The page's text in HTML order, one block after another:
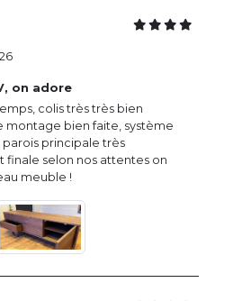
on adore
colis très très bien
montage bien faite, système
principale très
finale selon nos attentes on
meuble !